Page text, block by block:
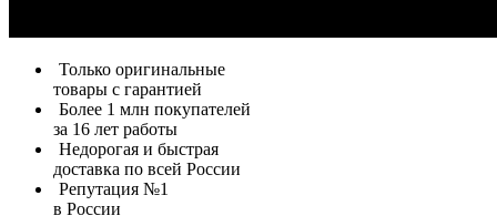
Только оригинальные
товары с гарантией
Более 1 млн покупателей
за 16 лет работы
Недорогая и быстрая
доставка по всей России
Репутация №1
в России